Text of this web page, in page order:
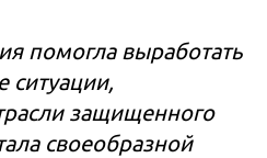
помогла выработать
ситуации,
защищенного
своеобразной